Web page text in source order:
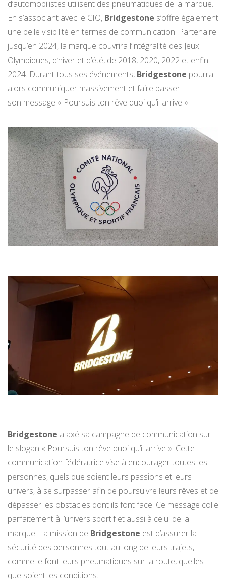
d’automobilistes utilisent des pneumatiques de la marque.
En s’associant avec le CIO, Bridgestone s’offre également
une belle visibilité en termes de communication. Partenaire
jusqu’en 2024, la marque couvrira l’intégralité des Jeux
Olympiques, d’hiver et d’été, de 2018, 2020, 2022 et enfin
2024. Durant tous ses événements, Bridgestone pourra
alors communiquer massivement et faire passer
son message « Poursuis ton rêve quoi qu’il arrive ».
Bridgestone a axé sa campagne de communication sur
le slogan « Poursuis ton rêve quoi qu’il arrive ». Cette
communication fédératrice vise à encourager toutes les
personnes, quels que soient leurs passions et leurs
univers, à se surpasser afin de poursuivre leurs rêves et de
dépasser les obstacles dont ils font face. Ce message colle
parfaitement à l’univers sportif et aussi à celui de la
marque. La mission de Bridgestone est d’assurer la
sécurité des personnes tout au long de leurs trajets,
comme le font leurs pneumatiques sur la route, quelles
que soient les conditions.